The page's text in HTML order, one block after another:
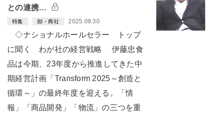
との連携…
特集 卸・商社 2025.09.30
◇ナショナルホールセラー トップ
に聞く わが社の経営戦略 伊藤忠食
品は今期、23年度から推進してきた中
期経営計画「Transform 2025～創造と
循環～」の最終年度を迎える。「情
報」「商品開発」「物流」の三つを重